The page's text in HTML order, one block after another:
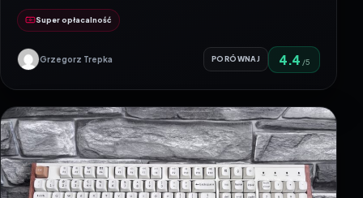
Super opłacalność
Grzegorz Trepka PORÓWNAJ 4.4 /5